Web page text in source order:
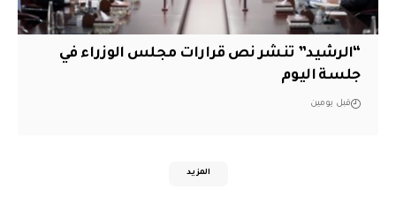
“الرشيد” تنشر نص قرارات مجلس الوزراء في
جلسة اليوم
قبل يومين
المزيد